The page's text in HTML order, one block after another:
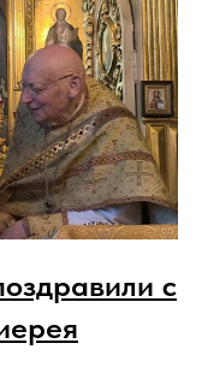
с